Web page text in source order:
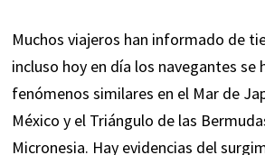
Muchos viajeros han informado de
incluso hoy en día los navegantes se
fenómenos similares en el Mar de
México y el Triángulo de las
Micronesia. Hay evidencias del